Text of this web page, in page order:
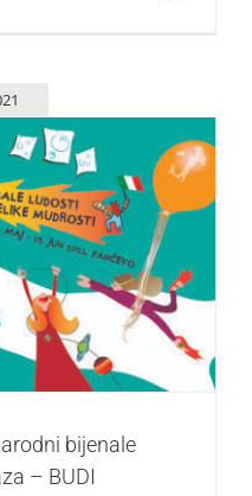
umetničkog dečjeg
bijenale
– BUDI